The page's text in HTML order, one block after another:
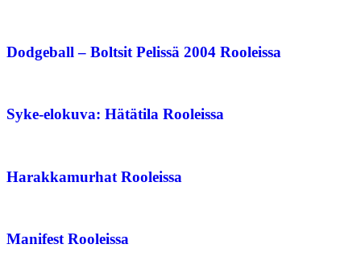
Dodgeball – Boltsit Pelissä 2004 Rooleissa
Syke-elokuva: Hätätila Rooleissa
Harakkamurhat Rooleissa
Manifest Rooleissa